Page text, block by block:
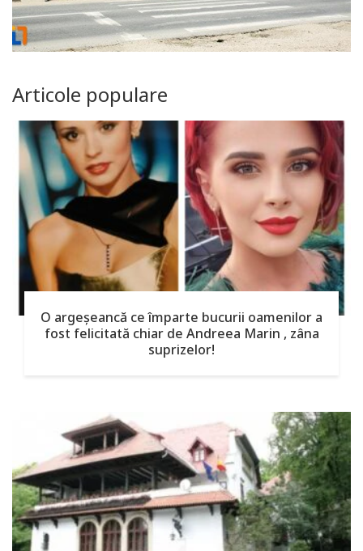
Articole populare
O argeşeancă ce împarte bucurii oamenilor a
fost felicitată chiar de Andreea Marin , zâna
suprizelor!